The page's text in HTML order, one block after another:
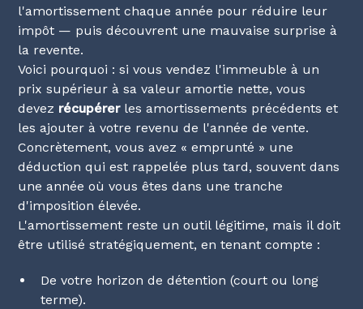
l'amortissement chaque année pour réduire leur
impôt — puis découvrent une mauvaise surprise à
la revente.
Voici pourquoi : si vous vendez l'immeuble à un
prix supérieur à sa valeur amortie nette, vous
devez récupérerles amortissements précédents et
les ajouter à votre revenu de l'année de vente.
Concrètement, vous avez « emprunté » une
déduction qui est rappelée plus tard, souvent dans
une année où vous êtes dans une tranche
d'imposition élevée.
L'amortissement reste un outil légitime, mais il doit
être utilisé stratégiquement, en tenant compte :
De votre horizon de détention (court ou long
terme).